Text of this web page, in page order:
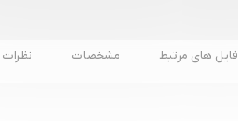
فایل های مرتبط مشخصات نظرات